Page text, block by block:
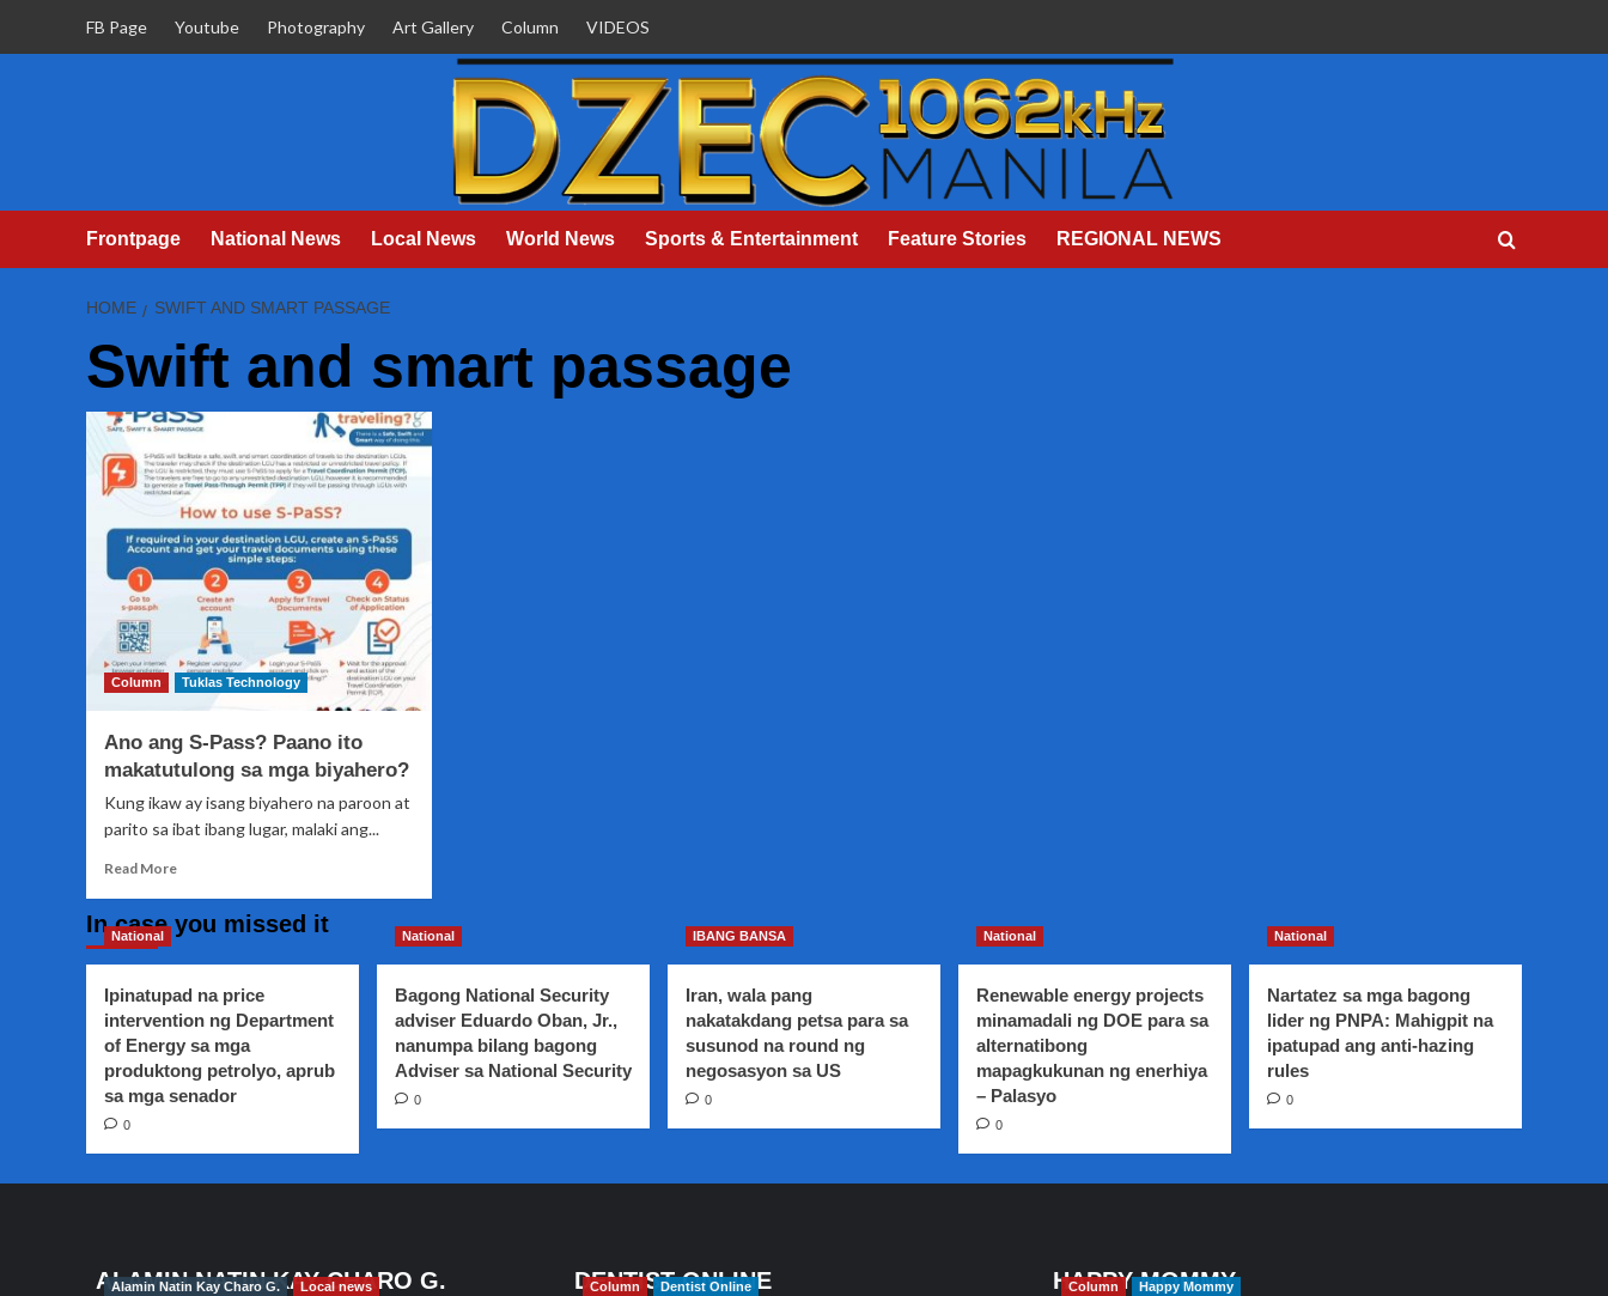
FB Page Youtube Photography Art Gallery Column VIDEOS
Frontpage National News Local News World News Sports & Entertainment Feature Stories REGIONAL NEWS
HOME SWIFT AND SMART PASSAGE
Swift and smart passage
Column Tuklas Technology
Ano ang S-Pass? Paano ito
makatutulong sa mga biyahero?
Kung ikaw ay isang biyahero na paroon at
parito sa ibat ibang lugar, malaki ang...
Read MoreRead
Ano
Pass?
Paano
ito
makatutulong
sa
In case you missed it
National
Ipinatupad na price
intervention ng Department
of Energy sa mga
produktong petrolyo, aprub
sa mga senador
0
National
Bagong National Security
adviser Eduardo Oban, Jr.,
nanumpa bilang bagong
Adviser sa National Security
0
IBANG BANSA
Iran, wala pang
nakatakdang petsa para sa
susunod na round ng
negosasyon sa US
0
National
Renewable energy projects
minamadali ng DOE para sa
alternatibong
mapagkukunan ng enerhiya
– Palasyo
0
National
Nartatez sa mga bagong
lider ng PNPA: Mahigpit na
ipatupad ang anti-hazing
rules
0
ALAMIN NATIN KAY CHARO G.
Alamin Natin Kay Charo G. Local news DENTIST ONLINE
Column Dentist Online HAPPY MOMMY
Column Happy Mommy